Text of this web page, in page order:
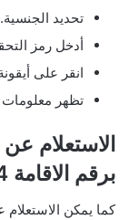
تحديد الجنسية.
أدخل رمز
انقر على
تظهر
الاستعلام
برقم الاقامة 1444
كما يمكن الاستعلام